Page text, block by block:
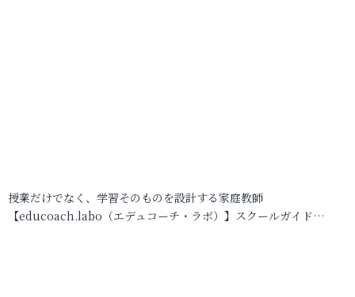
授業だけでなく、学習そのものを設計する家庭教師
【educoach.labo（エデュコーチ・ラボ）】スクールガイド…